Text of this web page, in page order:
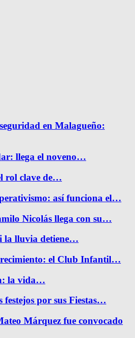
en Malagueño:
llega el noveno…
rol clave de…
así funciona el…
Nicolás llega con su…
la lluvia detiene…
el Club Infantil…
la vida…
festejos por sus Fiestas…
Márquez fue convocado